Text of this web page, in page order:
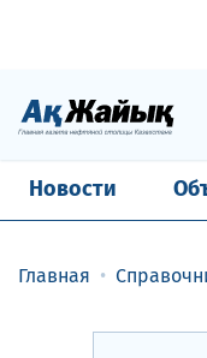
Новости
Главная